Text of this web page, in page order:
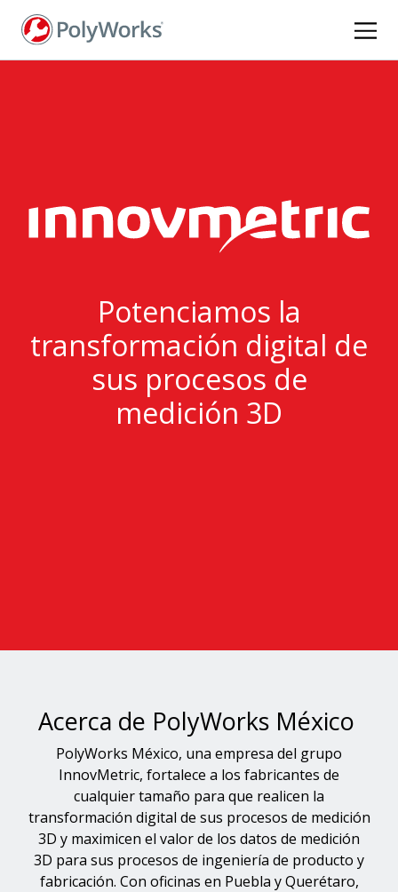
Pasar
Potenciamos la
transformación digital de
sus procesos de
medición 3D
Acerca de PolyWorks México
PolyWorks México, una empresa del grupo
InnovMetric, fortalece a los fabricantes de
cualquier tamaño para que realicen la
transformación digital de sus procesos de medición
3D y maximicen el valor de los datos de medición
3D para sus procesos de ingeniería de producto y
fabricación. Con oficinas en Puebla y Querétaro,